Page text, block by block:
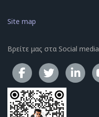
Site map
Βρείτε μας στα Social media